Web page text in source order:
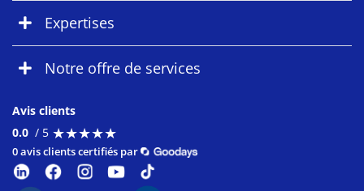
Expertises
Notre offre de services
Avis clients
0.0 / 5 ★★★★★
★★★★★
0 avis clients certifiés par